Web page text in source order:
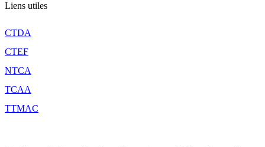
Liens utiles
CTDA
CTEF
NTCA
TCAA
TTMAC